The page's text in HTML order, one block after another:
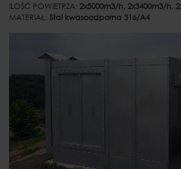
ILOŚĆ POWIETRZA:2x5000m3/h, 2x3400m3/h,
MATERIAŁ:Stal kwasoodporna 316/A4